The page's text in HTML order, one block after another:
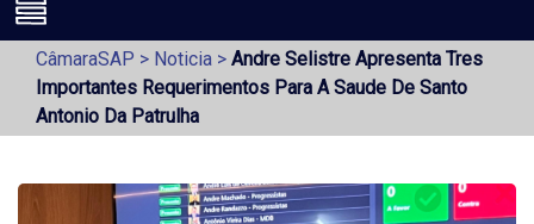
CâmaraSAP > Noticia > Andre Selistre Apresenta Tres
Importantes Requerimentos Para A Saude De Santo
Antonio Da Patrulha